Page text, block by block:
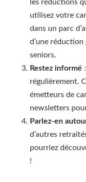
les réductions
utilisez votre
dans un parc
d’une
seniors.
Restez informé
régulièrement.
émetteurs de
newsletters
Parlez-en
d’autres
pourriez
!